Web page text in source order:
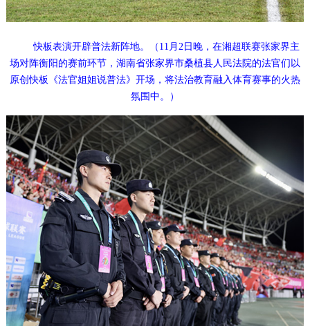
快板表演开辟普法新阵地。（11月2日晚，在湘超联赛张家界主
场对阵衡阳的赛前环节，湖南省张家界市桑植县人民法院的法官们以
原创快板《法官姐姐说普法》开场，将法治教育融入体育赛事的火热
氛围中。）